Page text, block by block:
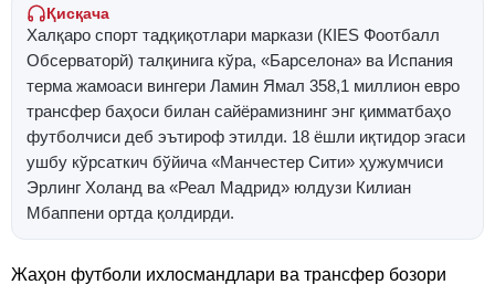
Қисқача
Халқаро спорт тадқиқотлари маркази (КIES Фоотбалл
Обсерваторй) талқинига кўра, «Барселона» ва Испания
терма жамоаси вингери Ламин Ямал 358,1 миллион евро
трансфер баҳоси билан сайёрамизнинг энг қимматбаҳо
футболчиси деб эътироф этилди. 18 ёшли иқтидор эгаси
ушбу кўрсаткич бўйича «Манчестер Сити» ҳужумчиси
Эрлинг Холанд ва «Реал Мадрид» юлдузи Килиан
Мбаппени ортда қолдирди.
Жаҳон футболи ихлосмандлари ва трансфер бозори